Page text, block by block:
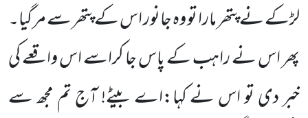
لڑکے نے پتھر مارا تو وہ جانور اس کے پتھر سے مر گیا۔
پھر اس نے راہب کے پاس جا کراسے اس واقعے کی
خبر دی تو اس نے کہا:اے بیٹے! آج تم مجھ سے